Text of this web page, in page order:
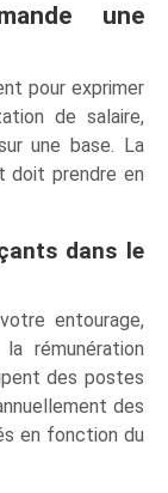
une
pour exprimer
de salaire,
une base. La
doit prendre en
dans le
entourage,
rémunération
des postes
des
en fonction du